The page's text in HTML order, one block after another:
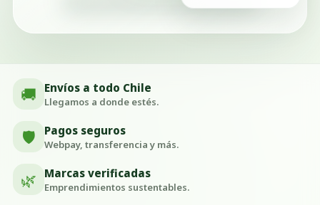
🚚 Envíos a todo Chile
Llegamos a donde estés.
🛡️ Pagos seguros
Webpay, transferencia y más.
🌿 Marcas verificadas
Emprendimientos sustentables.